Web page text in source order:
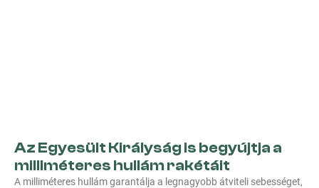
Az Egyesült Királyság is begyújtja a
milliméteres hullám rakétáit
A milliméteres hullám garantálja a legnagyobb átviteli sebességet,